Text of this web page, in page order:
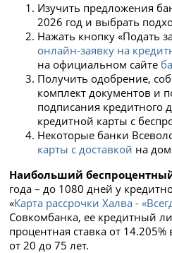
Изучить предложения
2026 год и выбрать
Нажать кнопку «Подать
онлайн-заявку на
на официальном сайте
Получить одобрение,
комплект документов и
подписания кредитного
кредитной карты с
Некоторые банки
карты с доставкой на
Наибольший
года – до 1080 дней у
«Карта рассрочки Халва -
Совкомбанка, ее кредитный
процентная ставка от
от 20 до 75 лет.